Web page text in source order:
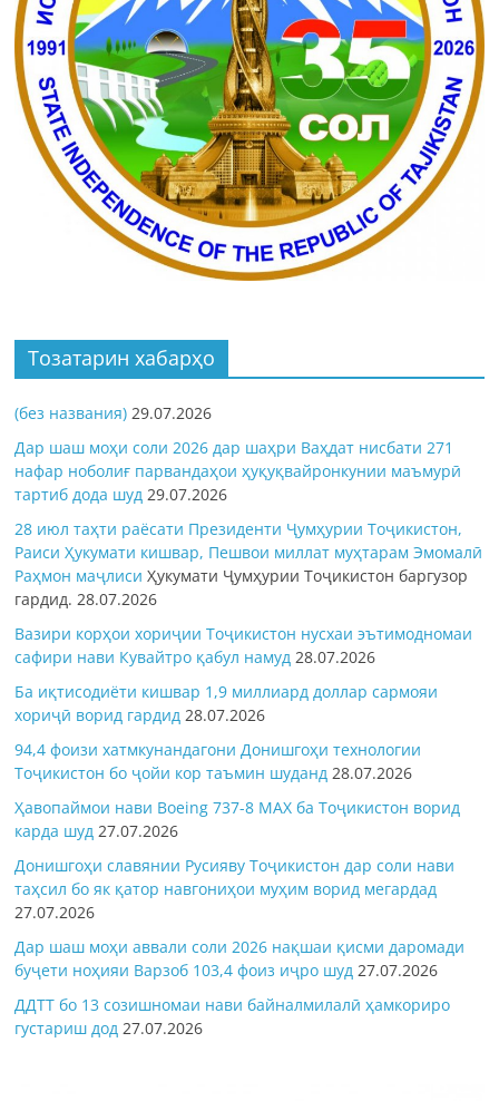
Тозатарин хабарҳо
(без названия) 29.07.2026
Дар шаш моҳи соли 2026 дар шаҳри Ваҳдат нисбати 271
нафар ноболиғ парвандаҳои ҳуқуқвайронкунии маъмурӣ
тартиб дода шуд 29.07.2026
28 июл таҳти раёсати Президенти Ҷумҳурии Тоҷикистон,
Раиси Ҳукумати кишвар, Пешвои миллат муҳтарам Эмомалӣ
Раҳмон маҷлисиҲукумати Ҷумҳурии Тоҷикистон баргузор
гардид.28.07.2026
Вазири корҳои хориҷии Тоҷикистон нусхаи эътимодномаи
сафири нави Кувайтро қабул намуд 28.07.2026
Ба иқтисодиёти кишвар 1,9 миллиард доллар сармояи
хориҷӣ ворид гардид 28.07.2026
94,4 фоизи хатмкунандагони Донишгоҳи технологии
Тоҷикистон бо ҷойи кор таъмин шуданд 28.07.2026
Ҳавопаймои нави Boeing 737-8 MAX ба Тоҷикистон ворид
карда шуд 27.07.2026
Донишгоҳи славянии Русияву Тоҷикистон дар соли нави
таҳсил бо як қатор навгониҳои муҳим ворид мегардад
27.07.2026
Дар шаш моҳи аввали соли 2026 нақшаи қисми даромади
буҷети ноҳияи Варзоб 103,4 фоиз иҷро шуд 27.07.2026
ДДТТ бо 13 созишномаи нави байналмилалӣ ҳамкориро
густариш дод 27.07.2026